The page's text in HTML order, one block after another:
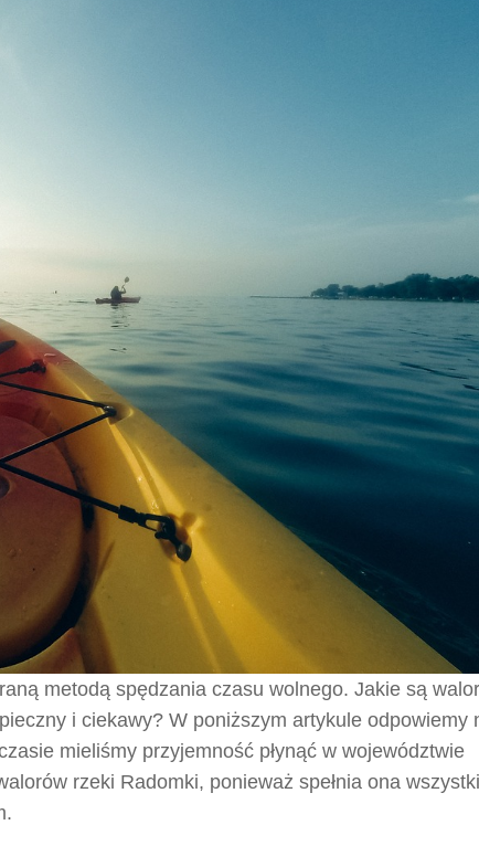
metodą spędzania czasu wolnego. Jakie są
i ciekawy? W poniższym artykule odpowiemy
mieliśmy przyjemność płynąć w województwie
rzeki Radomki, ponieważ spełnia ona